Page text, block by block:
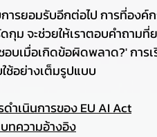
ารยอมรับอีกต่อไป การที่องค์
กุม จะช่วยให้เราตอบคำถาม
บเมื่อเกิดข้อผิดพลาด?' การ
ช้อย่างเต็มรูปแบบ
ำเนินการของ EU AI Act
ทความอ้างอิง